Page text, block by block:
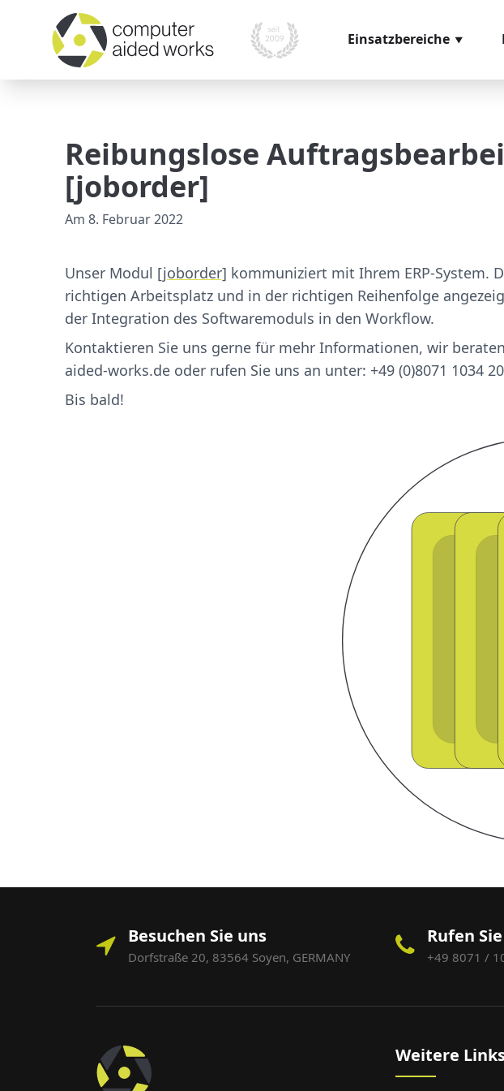
Einsatzbereiche
Prozessmanagement
Reibungslose
[joborder]
Am 8. Februar 2022
Unser Modul [joborder] kommuniziert mit Ihrem ERP-System.
richtigen Arbeitsplatz und in der richtigen Reihenfolge
der Integration des Softwaremoduls in den Workflow.
Kontaktieren Sie uns gerne für mehr Informationen, wir
aided-works.de oder rufen Sie uns an unter: +49 (0)8071 1034
Bis bald!
Besuchen Sie uns
Dorfstraße 20, 83564 Soyen, GERMANY
Rufen
+49 8071 /
Weitere